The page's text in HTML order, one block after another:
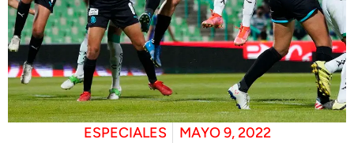
ESPECIALES MAYO 9, 2022